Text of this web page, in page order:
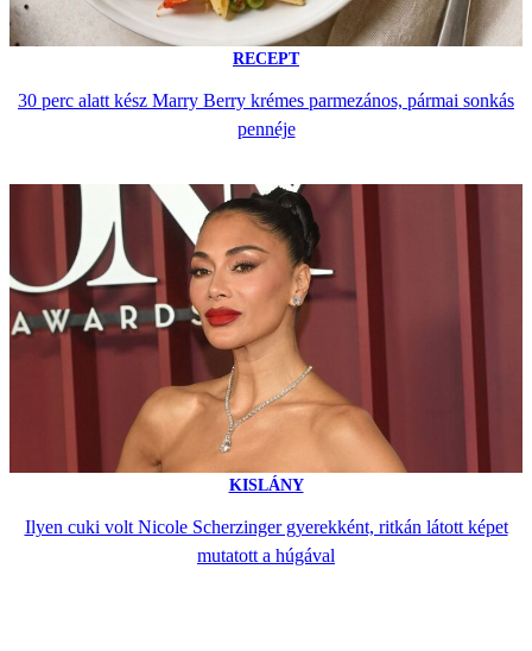
RECEPT
30 perc alatt kész Marry Berry krémes parmezános, pármai sonkás
pennéje
KISLÁNY
Ilyen cuki volt Nicole Scherzinger gyerekként, ritkán látott képet
mutatott a húgával